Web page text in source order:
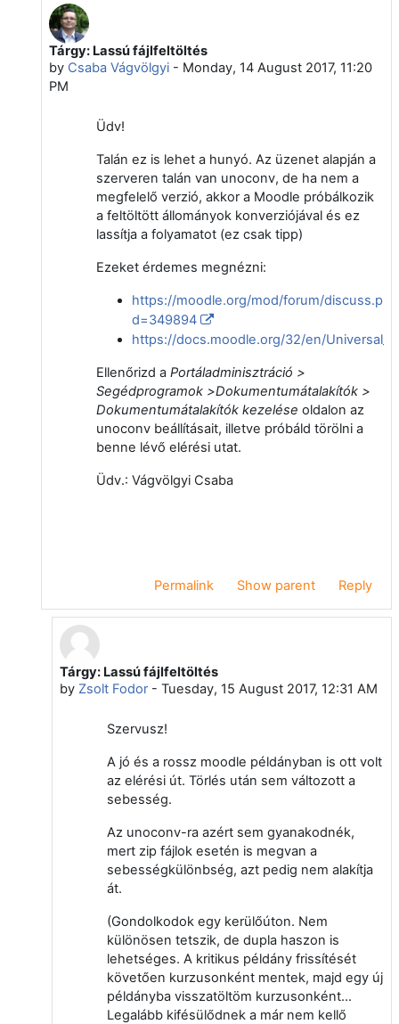
In reply to Zsolt Fodor
Tárgy: Lassú fájlfeltöltés
by Csaba Vágvölgyi- Monday, 14 August 2017, 11:20
PM
Üdv!
Talán ez is lehet a hunyó. Az üzenet alapján a
szerveren talán van unoconv, de ha nem a
megfelelő verzió, akkor a Moodle próbálkozik
a feltöltött állományok konverziójával és ez
lassítja a folyamatot (ez csak tipp)
Ezeket érdemes megnézni:
https://moodle.org/mod/forum/
d=349894
https://docs.moodle.org/32/en/
Ellenőrizd a Portáladminisztráció >
Segédprogramok >Dokumentumátalakítók >
Dokumentumátalakítók kezelése oldalon az
unoconv beállításait, illetve próbáld törölni a
benne lévő elérési utat.
Üdv.: Vágvölgyi Csaba
Permalink Show parent Reply
In reply to Csaba Vágvölgyi
Tárgy: Lassú fájlfeltöltés
by Zsolt Fodor- Tuesday, 15 August 2017, 12:31 AM
Szervusz!
A jó és a rossz moodle példányban is ott volt
az elérési út. Törlés után sem változott a
sebesség.
Az unoconv-ra azért sem gyanakodnék,
mert zip fájlok esetén is megvan a
sebességkülönbség, azt pedig nem alakítja
át.
(Gondolkodok egy kerülőúton. Nem
különösen tetszik, de dupla haszon is
lehetséges. A kritikus példány frissítését
követően kurzusonként mentek, majd egy új
példányba visszatöltöm kurzusonként...
Legalább kifésülődnek a már nem kellő